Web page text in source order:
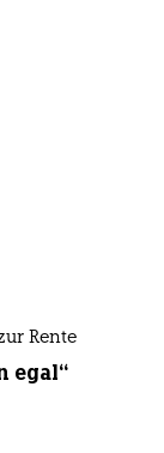
Rente
egal“